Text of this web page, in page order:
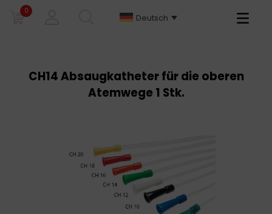
0
Deutsch
Primary
CH14 Absaugkatheter für die oberen
Atemwege 1 Stk.